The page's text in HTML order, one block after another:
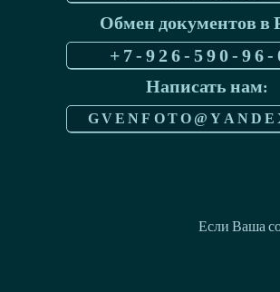
Обмен документов
+7-926-590-96-
Написать нам:
Если Ваша